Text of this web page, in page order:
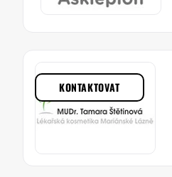
KONTAKTOVAT